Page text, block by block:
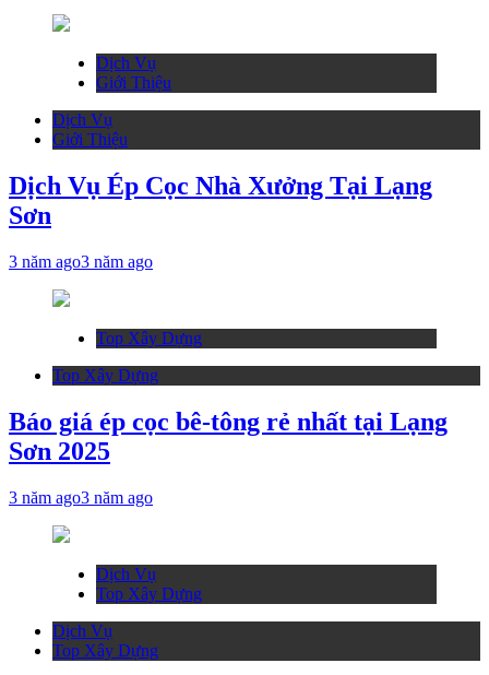
Dịch Vụ
Giới Thiệu
Dịch Vụ
Giới Thiệu
Dịch Vụ Ép Cọc Nhà Xưởng Tại Lạng
Sơn
3 năm ago3 năm ago
Top Xây Dựng
Top Xây Dựng
Báo giá ép cọc bê-tông rẻ nhất tại Lạng
Sơn 2025
3 năm ago3 năm ago
Dịch Vụ
Top Xây Dựng
Dịch Vụ
Top Xây Dựng